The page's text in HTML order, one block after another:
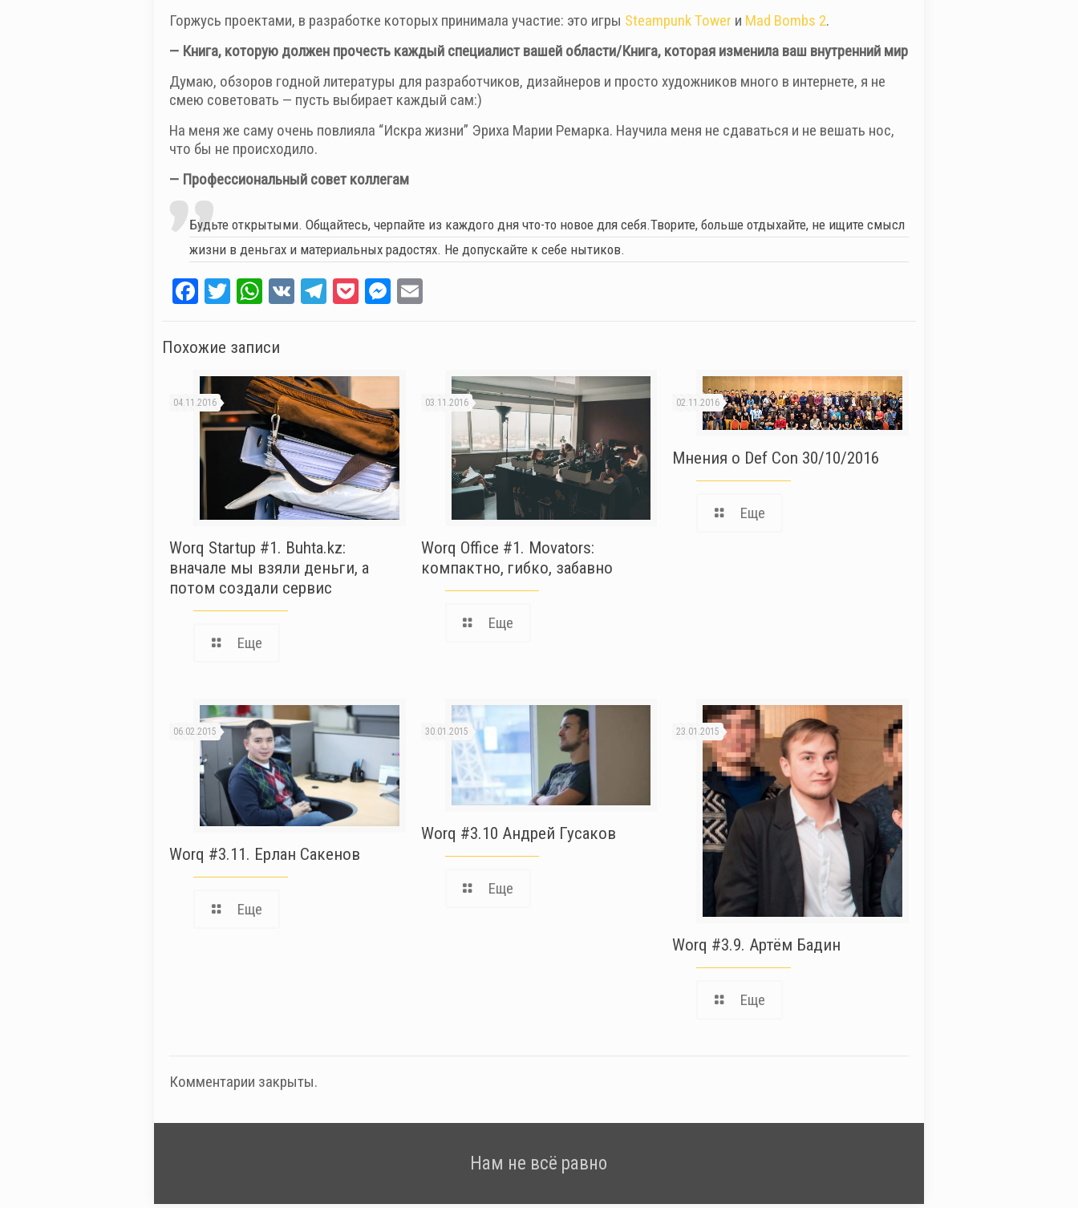
Горжусь проектами, в разработке которых принимала участие: это игры Steampunk Tower и Mad Bombs 2.
— Книга, которую должен прочесть каждый специалист вашей области/Книга, которая изменила ваш внутренний мир
Думаю, обзоров годной литературы для разработчиков, дизайнеров и просто художников много в интернете, я не
смею советовать — пусть выбирает каждый сам:)
На меня же саму очень повлияла “Искра жизни” Эриха Марии Ремарка. Научила меня не сдаваться и не вешать нос,
что бы не происходило.
— Профессиональный совет коллегам
Будьте открытыми. Общайтесь, черпайте из каждого дня что-то новое для себя.Творите, больше отдыхайте, не ищите смысл
жизни в деньгах и материальных радостях. Не допускайте к себе нытиков.
Facebook
TwitterWhatsApp
VK Telegram
PocketMessenger
Похожие записи
04.11.2016
Worq Startup #1. Buhta.kz:
вначале мы взяли деньги, а
потом создали сервис
Еще
03.11.2016
Worq Office #1. Movators:
компактно, гибко, забавно
Еще
02.11.2016
Мнения о Def Con 30/10/2016
Еще
06.02.2015
Worq #3.11. Ерлан Сакенов
Еще
30.01.2015
Worq #3.10 Андрей Гусаков
Еще
23.01.2015
Worq #3.9. Артём Бадин
Еще
Комментарии закрыты.
Нам не всё равно